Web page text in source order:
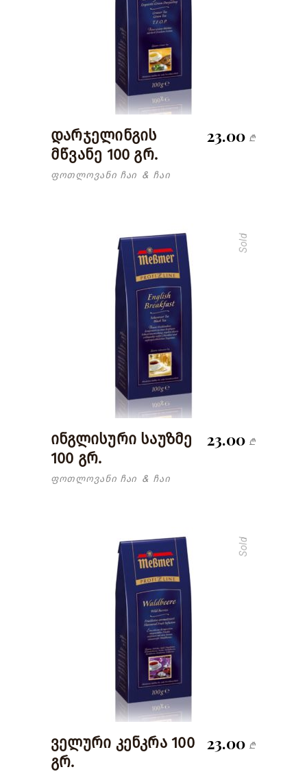
read more
დარჯელინგის
მწვანე 100 გრ.
23.00 ₾
ფოთლოვანი ჩაი & ჩაი
Sold
read more
ინგლისური საუზმე
100 გრ.
23.00 ₾
ფოთლოვანი ჩაი & ჩაი
Sold
read more
ველური კენკრა 100
გრ.
23.00 ₾